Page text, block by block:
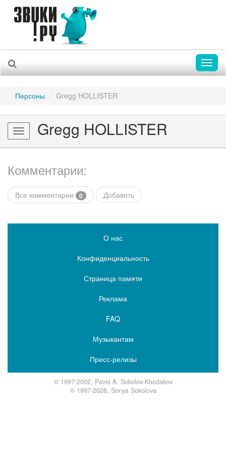
Персоны Gregg HOLLISTER
Toggle
navigation
Gregg HOLLISTER
Комментарии:
Все комментарии 0 Добавить
О нас
Конфиденциальность
Страница памяти
Реклама
FAQ
Музыкантам
Пресс-релизы
© 1997-2002, Pavel A. Sokolov-Khodakov
© 1997-2026, Sonya Sokolova